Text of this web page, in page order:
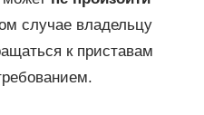
случае владельцу
к приставам